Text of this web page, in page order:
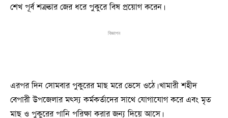
শেখ পূর্ব শত্রুতার জের ধরে পুকুরে বিষ প্রয়োগ করেন।
বিজ্ঞাপন
এরপর দিন সোমবার পুকুরের মাছ মরে ভেসে ওঠে। খামারী শহীদ
বেপারী উপজেলার মৎস্য কর্মকর্তাদের সাথে যোগাযোগ করে এবং মৃত
মাছ ও পুকুরের পানি পরিক্ষা করার জন্য দিয়ে আসে।